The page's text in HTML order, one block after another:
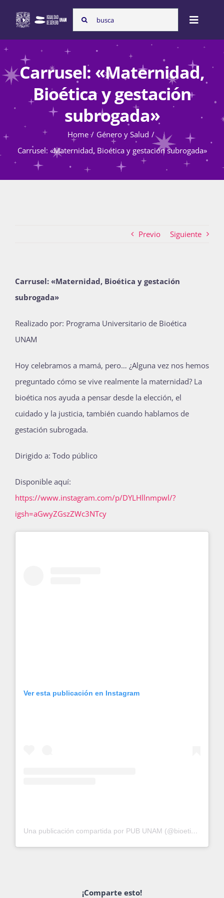
content
Search
for:
Toggle
Nosotras
Programas
Atención de la violencia de género
Recursos
Bienvenida generación 2027-1
Carrusel: «Maternidad,
Bioética y gestación
subrogada»
Home
Género y Salud
Carrusel: «Maternidad, Bioética y gestación subrogada»
Previo Siguiente
Carrusel: «Maternidad, Bioética y gestación
subrogada»
Realizado por: Programa Universitario de Bioética
UNAM
Hoy celebramos a mamá, pero… ¿Alguna vez nos hemos
preguntado cómo se vive realmente la maternidad? La
bioética nos ayuda a pensar desde la elección, el
cuidado y la justicia, también cuando hablamos de
gestación subrogada.
Dirigido a: Todo público
Disponible aquí:
https://www.instagram.com/p/DYLHllnmpwl/?
igsh=aGwyZGszZWc3NTcy
Ver esta publicación en Instagram
Una publicación compartida por PUB UNAM (@bioeticaunam)
¡Comparte esto!